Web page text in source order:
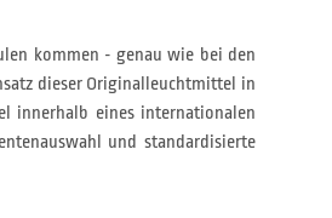
kommen - genau wie bei den
dieser Originalleuchtmittel in
innerhalb eines internationalen
und standardisierte